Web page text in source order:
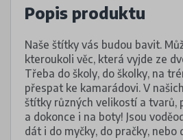
Popis produktu
Naše štítky vás budou bavit.
kteroukoli věc, která vyjde ze
Třeba do školy, do školky, na
přespat ke kamarádovi. V
štítky různých velikostí a tvarů,
a dokonce i na boty! Jsou
dát i do myčky, do pračky, nebo